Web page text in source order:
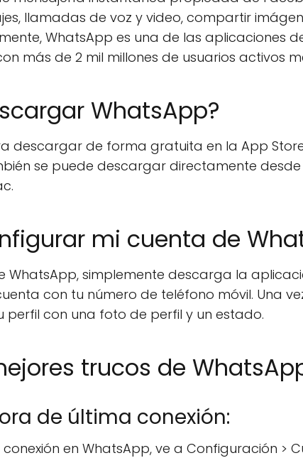
llamadas de voz y video, compartir
WhatsApp es una de las aplicaciones
más de 2 mil millones de usuarios activos
WhatsApp?
descargar de forma gratuita en la App Store
se puede descargar directamente
mi cuenta de
simplemente descarga la
con tu número de teléfono móvil. Una
perfil con una foto de perfil y un estado.
trucos de
de última conexión:
en WhatsApp, ve a Configuración >